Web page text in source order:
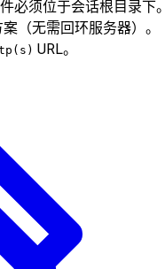
必须位于会话根目录下
（无需回环服务器）。
URL。